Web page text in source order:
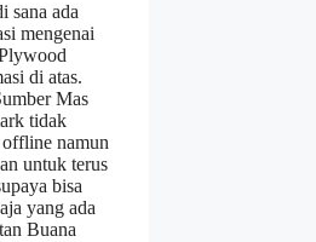
sana ada
mengenai
di atas.
Mas
tidak
namun
untuk terus
bisa
yang ada
Buana